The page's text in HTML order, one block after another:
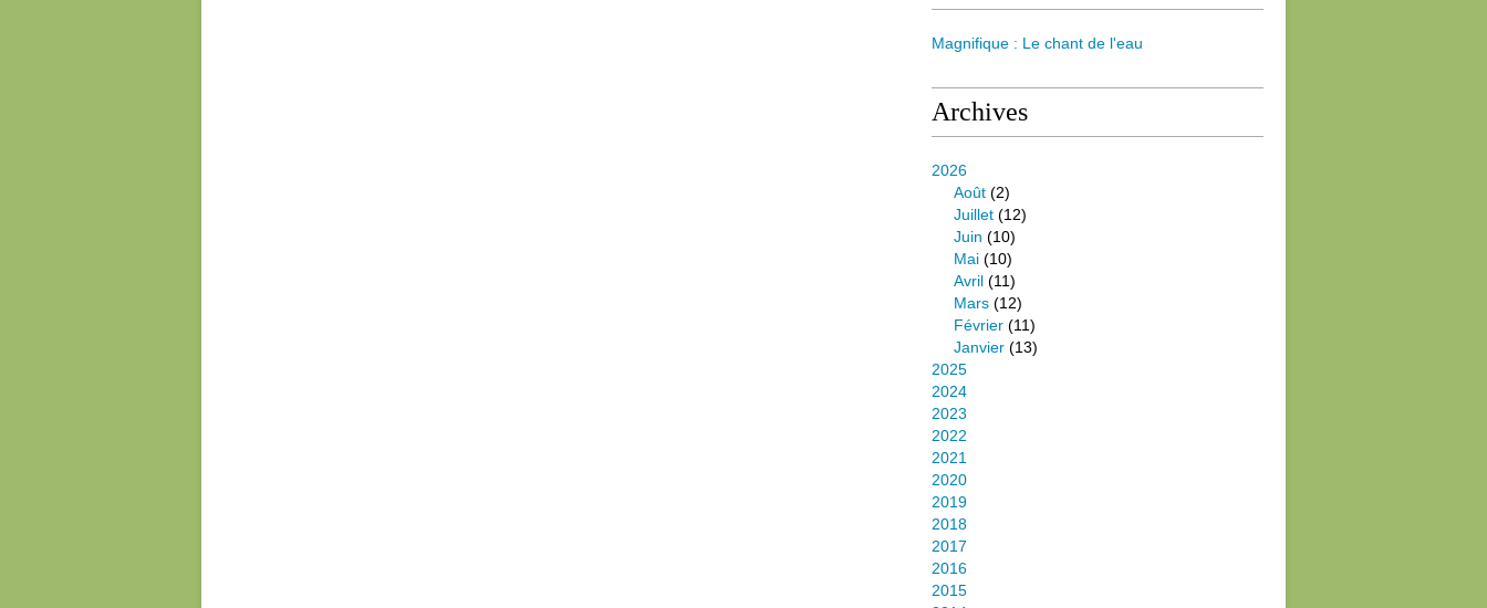
Magnifique : Le chant de l'eau
Archives
2026
Août (2)
Juillet (12)
Juin (10)
Mai (10)
Avril (11)
Mars (12)
Février (11)
Janvier (13)
2025
2024
2023
2022
2021
2020
2019
2018
2017
2016
2015